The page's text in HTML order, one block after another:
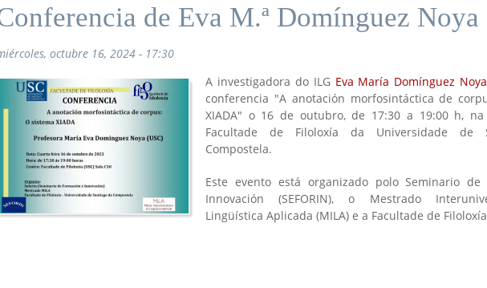
de Eva M.ª Domínguez Noya
octubre 16, 2024 - 17:30
A investigadora do ILG Eva María Domínguez Noya
conferencia "A anotación morfosintáctica de
XIADA" o 16 de outubro, de 17:30 a 19:00 h,
Facultade de Filoloxía da Universidade de
Compostela.
Este evento está organizado polo Seminario de
Innovación (SEFORIN), o Mestrado
Lingüística Aplicada (MILA) e a Facultade de